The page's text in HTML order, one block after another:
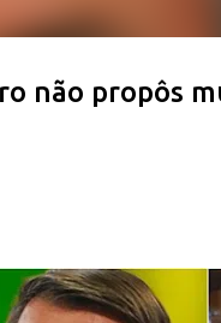
não propôs